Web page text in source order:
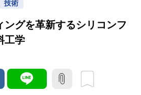
技術
ングを革新するシリコンフ
工学